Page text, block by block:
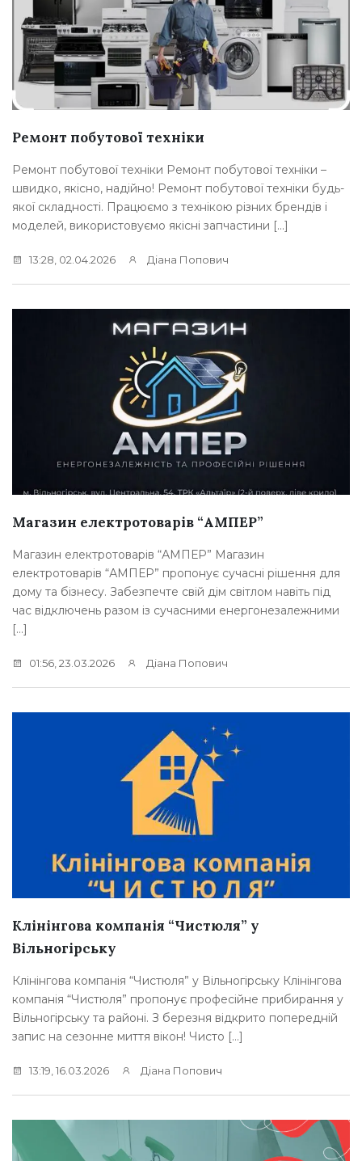
Ремонт побутової техніки
Ремонт побутової техніки Ремонт побутової техніки –
швидко, якісно, надійно! Ремонт побутової техніки будь-
якої складності. Працюємо з технікою різних брендів і
моделей, використовуємо якісні запчастини […]
13:28, 02.04.2026 Діана Попович
Магазин електротоварів “АМПЕР”
Магазин електротоварів “АМПЕР” Магазин
електротоварів “АМПЕР” пропонує сучасні рішення для
дому та бізнесу. Забезпечте свій дім світлом навіть під
час відключень разом із сучасними енергонезалежними
[…]
01:56, 23.03.2026 Діана Попович
Клінінгова компанія “Чистюля” у
Вільногірську
Клінінгова компанія “Чистюля” у Вільногірську Клінінгова
компанія “Чистюля” пропонує професійне прибирання у
Вільногірську та районі. З березня відкрито попередній
запис на сезонне миття вікон! Чисто […]
13:19, 16.03.2026 Діана Попович